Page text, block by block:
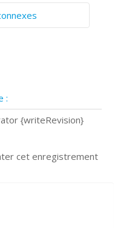
Chrome ?
:
{writeRevision}
cet enregistrement